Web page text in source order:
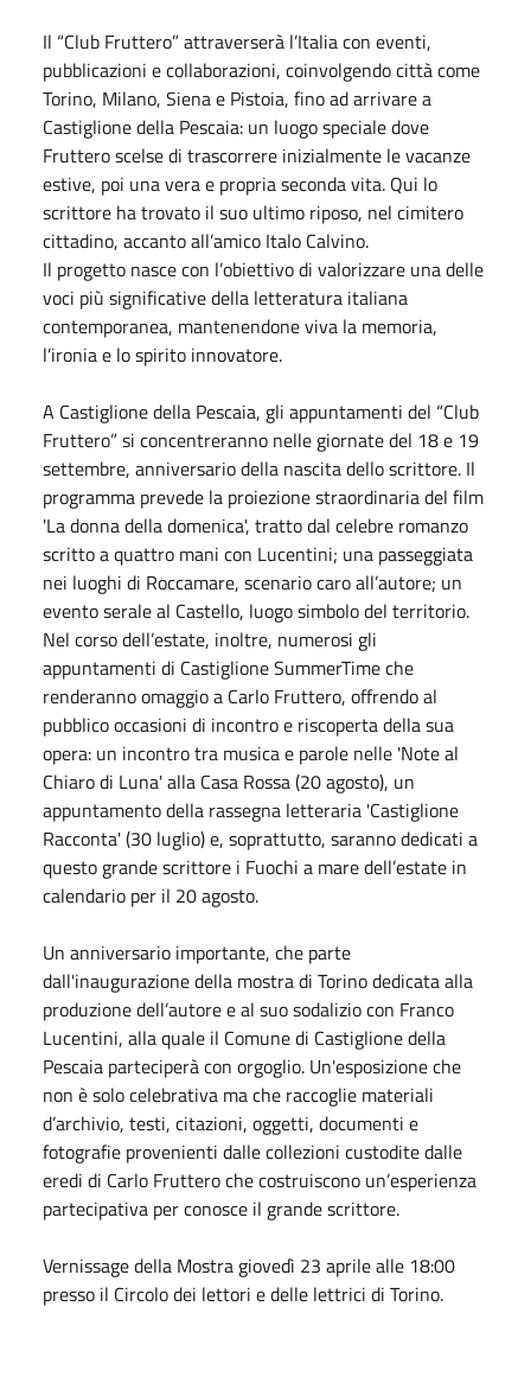
Il “Club Fruttero” attraverserà l’Italia con eventi,
pubblicazioni e collaborazioni, coinvolgendo città come
Torino, Milano, Siena e Pistoia, fino ad arrivare a
Castiglione della Pescaia: un luogo speciale dove
Fruttero scelse di trascorrere inizialmente le vacanze
estive, poi una vera e propria seconda vita. Qui lo
scrittore ha trovato il suo ultimo riposo, nel cimitero
cittadino, accanto all’amico Italo Calvino.
Il progetto nasce con l’obiettivo di valorizzare una delle
voci più significative della letteratura italiana
contemporanea, mantenendone viva la memoria,
l’ironia e lo spirito innovatore.
A Castiglione della Pescaia, gli appuntamenti del “Club
Fruttero” si concentreranno nelle giornate del 18 e 19
settembre, anniversario della nascita dello scrittore. Il
programma prevede la proiezione straordinaria del film
'La donna delladomenica', tratto dal celebre romanzo
scritto a quattro mani con Lucentini; una passeggiata
nei luoghi di Roccamare, scenario caro all’autore; un
evento serale al Castello, luogo simbolo del territorio.
Nel corso dell’estate, inoltre, numerosi gli
appuntamenti di Castiglione SummerTime che
renderanno omaggio a Carlo Fruttero, offrendo al
pubblico occasioni di incontro e riscoperta della sua
opera: un incontro tra musica e parole nelle 'Note al
Chiaro di Luna' alla Casa Rossa (20 agosto), un
appuntamento della rassegna letteraria 'Castiglione
Racconta' (30 luglio) e, soprattutto, saranno dedicati a
questo grande scrittore i Fuochi a mare dell’estate in
calendario per il 20 agosto.
Un anniversario importante, che parte
dall'inaugurazione della mostra di Torino dedicata alla
produzione dell’autore e al suo sodalizio con Franco
Lucentini, alla quale il Comune di Castiglione della
Pescaia parteciperà con orgoglio. Un'esposizione che
non è solo celebrativa ma che raccoglie materiali
d’archivio, testi, citazioni, oggetti, documenti e
fotografie provenienti dalle collezioni custodite dalle
eredi di Carlo Fruttero che costruiscono un’esperienza
partecipativa per conosce il grande scrittore.
Vernissage della Mostra giovedì 23 aprilealle 18:00
presso il Circolo dei lettori e delle lettrici di Torino.